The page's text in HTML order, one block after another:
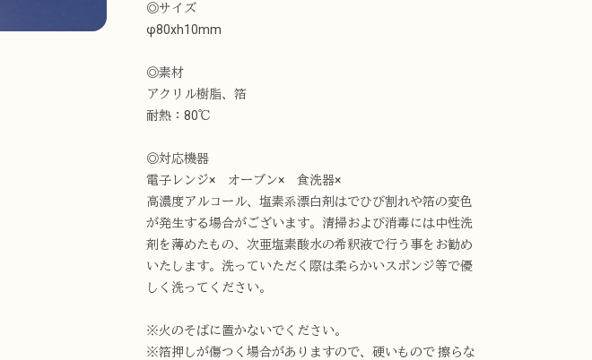
◎サイズ
φ80xh10mm
◎素材
アクリル樹脂、箔
耐熱：80℃
◎対応機器
電子レンジ× オーブン× 食洗器×
高濃度アルコール、塩素系漂白剤はでひび割れや箔の変色
が発生する場合がございます。清掃および消毒には中性洗
剤を薄めたもの、次亜塩素酸水の希釈液で行う事をお勧め
いたします。洗っていただく際は柔らかいスポンジ等で優
しく洗ってください。
※火のそばに置かないでください。
※箔押しが傷つく場合がありますので、硬いもので 擦らな